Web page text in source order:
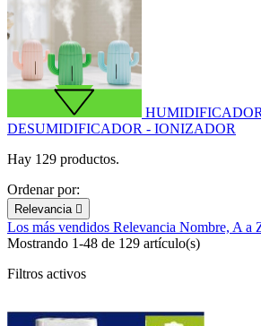
DESUMIDIFICADOR - IONIZADOR
Hay 129 productos.
Ordenar por:
Relevancia 
Los más vendidos Relevancia Nombre, A a
Mostrando 1-48 de 129 artículo(s)
Filtros activos